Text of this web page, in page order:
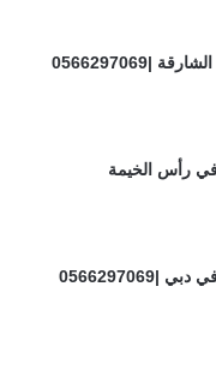
رأس الخيمة